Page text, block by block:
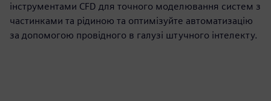
інструментами CFD для точного моделювання систем з
частинками та рідиною та оптимізуйте автоматизацію
за допомогою провідного в галузі штучного інтелекту.